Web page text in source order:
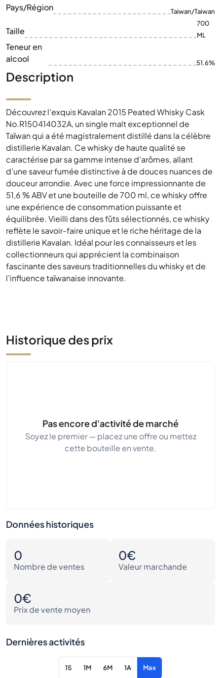
Pays/Région Taiwan/Taiwan
Taille
700
ML
Teneur en
alcool
51.6%
Description
Découvrez l’exquis Kavalan 2015 Peated Whisky Cask
No.R150414032A, un single malt exceptionnel de
Taïwan qui a été magistralement distillé dans la célèbre
distillerie Kavalan. Ce whisky de haute qualité se
caractérise par sa gamme intense d’arômes, allant
d’une saveur fumée distinctive à de douces nuances de
douceur arrondie. Avec une force impressionnante de
51,6 % ABV et une bouteille de 700 ml, ce whisky offre
une expérience de consommation puissante et
équilibrée. Vieilli dans des fûts sélectionnés, ce whisky
reflète le savoir-faire unique et le riche héritage de la
distillerie Kavalan. Idéal pour les connaisseurs et les
collectionneurs qui apprécient la combinaison
fascinante des saveurs traditionnelles du whisky et de
l’influence taïwanaise innovante.
Historique des prix
Pas encore d'activité de marché
Soyez le premier — placez une offre ou mettez
cette bouteille en vente.
Données historiques
0
Nombre de ventes
0€
Valeur marchande
0€
Prix de vente moyen
Dernières activités
1S 1M 6M 1A Max